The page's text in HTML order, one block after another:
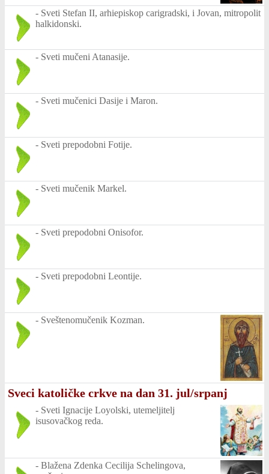
- Sveti Stefan II, arhiepiskop carigradski, i Jovan, mitropolit
halkidonski.
- Sveti mučeni Atanasije.
- Sveti mučenici Dasije i Maron.
- Sveti prepodobni Fotije.
- Sveti mučenik Markel.
- Sveti prepodobni Onisofor.
- Sveti prepodobni Leontije.
- Sveštenomučenik Kozman.
Sveci katoličke crkve na dan 31. jul/srpanj
- Sveti Ignacije Loyolski, utemeljitelj
isusovačkog reda.
- Blažena Zdenka Cecilija Schelingova,